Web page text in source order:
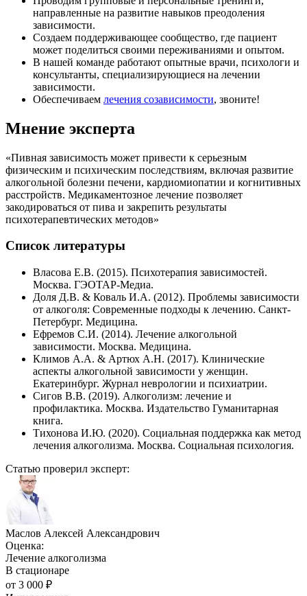
направленные на развитие навыков преодоления
зависимости.
Создаем поддерживающее сообщество, где пациент
может поделиться своими переживаниями и опытом.
В нашей команде работают опытные врачи, психологи и
консультанты, специализирующиеся на лечении
зависимости.
Обеспечиваем лечения созависимости, звоните!
Мнение эксперта
«Пивная зависимость может привести к серьезным
физическим и психическим последствиям, включая развитие
алкогольной болезни печени, кардиомиопатии и когнитивных
расстройств. Медикаментозное лечение позволяет
закодироваться от пива и закрепить результаты
психотерапевтических методов»
Список литературы
Власова Е.В. (2015). Психотерапия зависимостей.
Москва. ГЭОТАР-Медиа.
Доля Д.В. & Коваль И.А. (2012). Проблемы зависимости
от алкоголя: Современные подходы к лечению. Санкт-
Петербург. Медицина.
Ефремов С.И. (2014). Лечение алкогольной
зависимости. Москва. Медицина.
Климов А.А. & Артюх А.Н. (2017). Клинические
аспекты алкогольной зависимости у женщин.
Екатеринбург. Журнал неврологии и психиатрии.
Сигов В.В. (2019). Алкоголизм: лечение и
профилактика. Москва. Издательство Гуманитарная
книга.
Тихонова И.Ю. (2020). Социальная поддержка как метод
лечения алкоголизма. Москва. Социальная психология.
Статью проверил эксперт:
Маслов Алексей Александрович
Оценка:
Лечение алкоголизма
В стационаре
от 3 000 ₽